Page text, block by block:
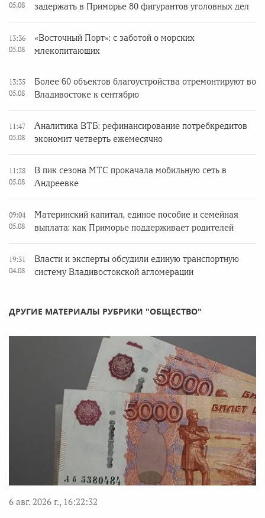
05.08
задержать в Приморье 80 фигурантов уголовных дел
13:36
05.08
«Восточный Порт»: с заботой о морских
млекопитающих
13:35
05.08
Более 60 объектов благоустройства отремонтируют во
Владивостоке к сентябрю
11:47
05.08
Аналитика ВТБ: рефинансирование потребкредитов
экономит четверть ежемесячно
11:28
05.08
В пик сезона МТС прокачала мобильную сеть в
Андреевке
09:04
05.08
Материнский капитал, единое пособие и семейная
выплата: как Приморье поддерживает родителей
19:31
04.08
Власти и эксперты обсудили единую транспортную
систему Владивостокской агломерации
ДРУГИЕ МАТЕРИАЛЫ РУБРИКИ "ОБЩЕСТВО"
6 авг. 2026 г., 16:22:32